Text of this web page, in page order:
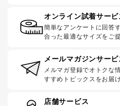
オンライン試着サー
簡単なアンケートに回答
合った最適なサイズをご
メールマガジンサービ
メルマガ登録でオトクな
すすめトピックスをお届
店舗サービス